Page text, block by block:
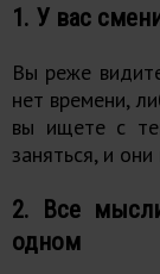
1. У вас
Вы реже
нет времени,
вы ищете с
заняться, и
2. Все
одном